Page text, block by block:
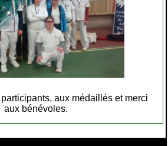
aux médaillés et merci
aux bénévoles.